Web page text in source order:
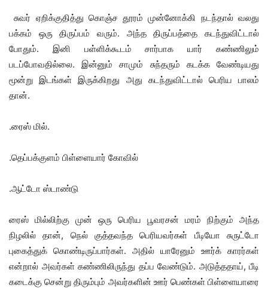
சுவர் ஏறிக்குதித்து கொஞ்ச தூரம் முன்னோக்கி நடந்தால் வலது
பக்கம் ஒரு திருப்பம் வரும். அந்த திருப்பத்தை கடந்துவிட்டால்
போதும். இனி பள்ளிக்கூடம் சார்பாக யார் கண்ணிலும்
படப்போவதில்லை. இன்னும் சாமும் சுந்தரும் கடக்க வேண்டியது
மூன்று இடங்கள் இருக்கிறது அது கடந்துவிட்டால் பெரிய பாலம்
தான்.
.ரைஸ் மில்.
.தெப்பக்குளம் பிள்ளையார் கோவில்
.ஆட்டோ ஸ்டாண்டு
ரைஸ் மில்லிற்கு முன் ஒரு பெரிய பூவரசன் மரம் நிற்கும் அந்த
நிழலில் தான், நெல் குத்தவந்த பெரியவர்கள் பீடியோ சுருட்டோ
புகைத்துக் கொண்டிருப்பார்கள். அதில் யாரேனும் ஊர்க் காரர்கள்
என்றால் அவர்கள் கண்ணிலிருந்து தப்ப வேண்டும். அடுத்ததாய், பீடி
கடைக்கு சென்று திரும்பும் அவர்களின் ஊர் பெண்கள் பிள்ளையாரை